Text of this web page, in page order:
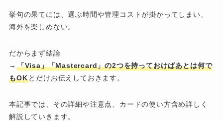
挙句の果てには、選ぶ時間や管理コストが掛かってしまい、
海外を楽しめない。
だからまず結論
→ 「Visa」「Mastercard」の2つを持っておけばあとは何で
もOK とだけお伝えしておきます。
本記事では、その詳細や注意点、カードの使い方含め詳しく
解説していきます。